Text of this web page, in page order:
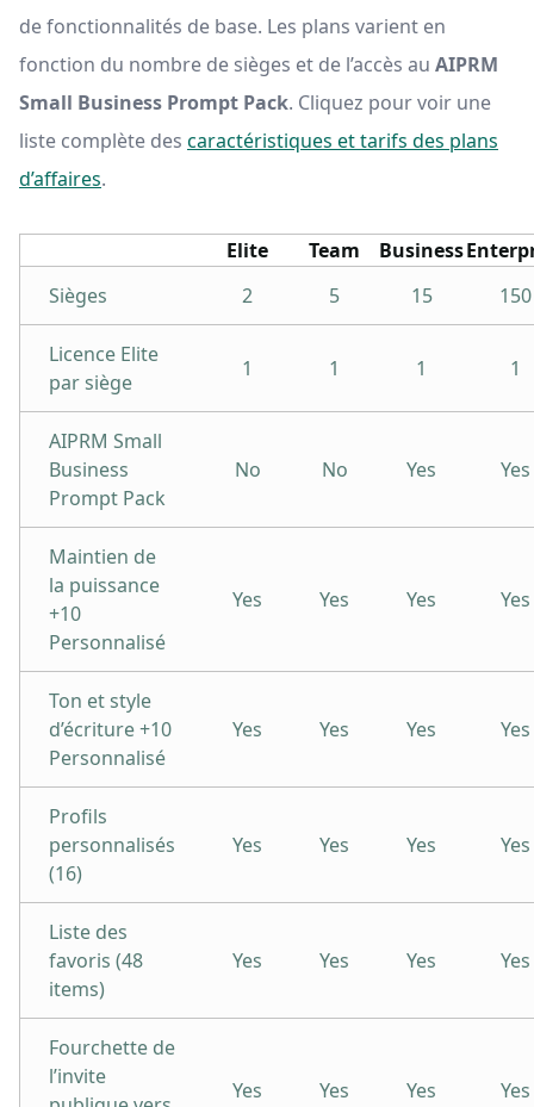
de fonctionnalités de base. Les plans varient en
fonction du nombre de sièges et de l’accès au AIPRM
Small Business Prompt Pack. Cliquez pour voir une
liste complète des caractéristiques et tarifs des plans
d’affaires.
Elite Team Business
Sièges
2 5 15 150
Licence Elite
par siège
1 1 1 1
AIPRM Small
Business
Prompt Pack
No No Yes Yes
Maintien de
la puissance
+10
Personnalisé
Yes Yes Yes Yes
Ton et style
d’écriture +10
Personnalisé
Yes Yes Yes Yes
Profils
personnalisés
(16)
Yes Yes Yes Yes
Liste des
favoris (48
items)
Yes Yes Yes Yes
Fourchette de
l’invite
Yes Yes Yes Yes